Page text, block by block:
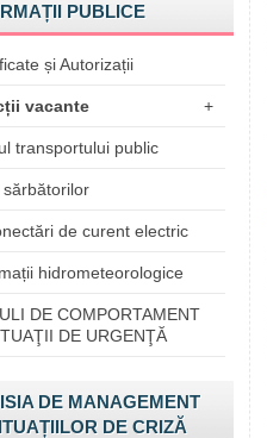
PUBLICE
și Autorizații
vacante +
transportului public
sărbătorilor
de curent electric
hidrometeorologice
DE COMPORTAMENT
DE URGENŢĂ
DE MANAGEMENT
DE CRIZĂ